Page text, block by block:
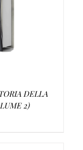
DELLA
2)